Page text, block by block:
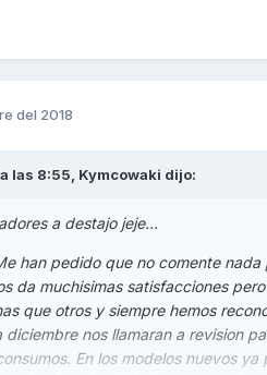
del 2018
las 8:55, Kymcowaki dijo:
a destajo jeje...
han pedido que no comente
da muchisimas satisfacciones
que otros y siempre hemos
diciembre nos llamaran a revision
En los modelos nuevos